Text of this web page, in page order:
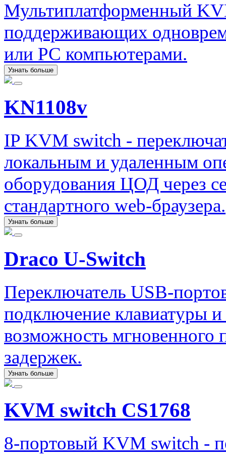
Мультиплатформенный
поддерживающих
или PC компьютерами.
Узнать больше
KN1108v
IP KVM switch -
локальным и удаленным
оборудования ЦОД через
стандартного web-браузера.
Узнать больше
Draco U-Switch
Переключатель USB-
подключение клавиатуры
возможность
задержек.
Узнать больше
KVM switch CS1768
8-портовый KVM switch -